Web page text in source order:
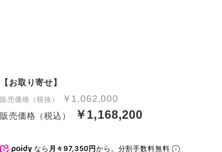
【お取り寄せ】
販売価格（税抜） ￥1,062,000
販売価格（税込） ￥1,168,200
なら 月々97,350円から。分割手数料無料